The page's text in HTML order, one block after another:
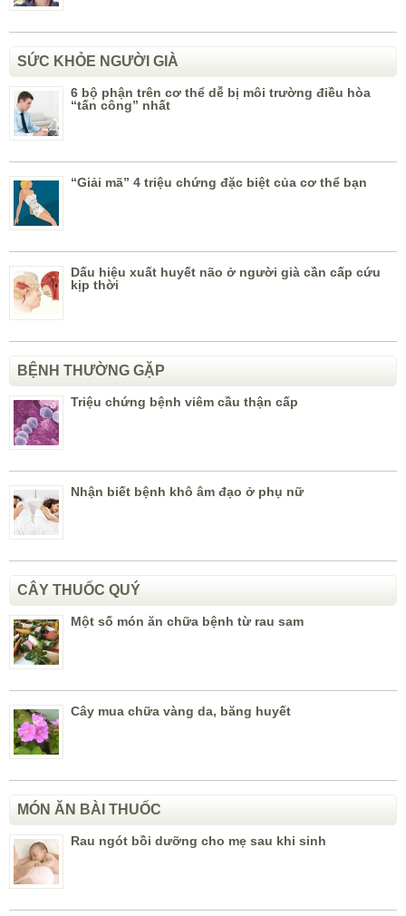
SỨC KHỎE NGƯỜI GIÀ
6 bộ phận trên cơ thể dễ bị môi trường điều hòa
“tấn công” nhất
“Giải mã” 4 triệu chứng đặc biệt của cơ thể bạn
Dấu hiệu xuất huyết não ở người già cần cấp cứu
kịp thời
BỆNH THƯỜNG GẶP
Triệu chứng bệnh viêm cầu thận cấp
Nhận biết bệnh khô âm đạo ở phụ nữ
CÂY THUỐC QUÝ
Một số món ăn chữa bệnh từ rau sam
Cây mua chữa vàng da, băng huyết
MÓN ĂN BÀI THUỐC
Rau ngót bồi dưỡng cho mẹ sau khi sinh